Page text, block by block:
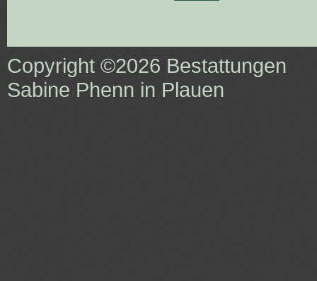
Copyright ©2026 Bestattungen
Sabine Phenn in Plauen